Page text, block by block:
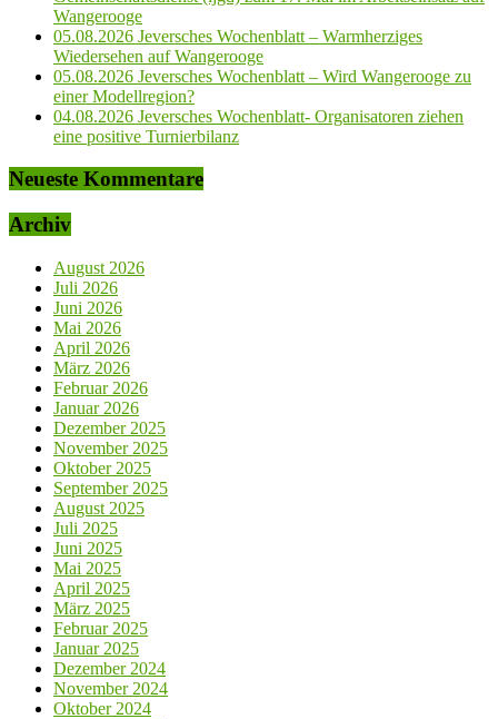
Wangerooge
05.08.2026 Jeversches Wochenblatt – Warmherziges
Wiedersehen auf Wangerooge
05.08.2026 Jeversches Wochenblatt – Wird Wangerooge zu
einer Modellregion?
04.08.2026 Jeversches Wochenblatt- Organisatoren ziehen
eine positive Turnierbilanz
Neueste Kommentare
Archiv
August 2026
Juli 2026
Juni 2026
Mai 2026
April 2026
März 2026
Februar 2026
Januar 2026
Dezember 2025
November 2025
Oktober 2025
September 2025
August 2025
Juli 2025
Juni 2025
Mai 2025
April 2025
März 2025
Februar 2025
Januar 2025
Dezember 2024
November 2024
Oktober 2024